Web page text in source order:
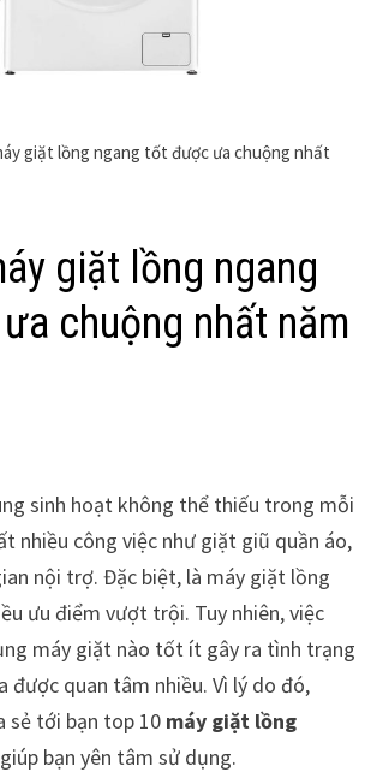
giặt lồng ngang tốt được ưa chuộng nhất
giặt lồng ngang
chuộng nhất năm
sinh hoạt không thể thiếu trong mỗi
nhiều công việc như giặt giũ quần áo,
nội trợ. Đặc biệt, là máy giặt lồng
ưu điểm vượt trội. Tuy nhiên, việc
máy giặt nào tốt ít gây ra tình trạng
được quan tâm nhiều. Vì lý do đó,
sẻ tới bạn top 10 máy giặt lồng
bạn yên tâm sử dụng.